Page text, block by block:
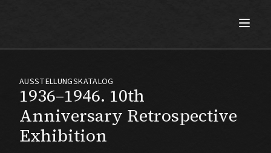
1936–1946. 10th
Anniversary Retrospective
Exhibition
AUSSTELLUNGSKATALOG